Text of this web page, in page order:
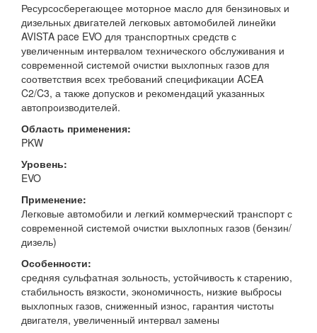
Ресурсосберегающее моторное масло для бензиновых и
дизельных двигателей легковых автомобилей линейки
AVISTA pace EVO для транспортных средств с
увеличенным интервалом технического обслуживания и
современной системой очистки выхлопных газов для
соответствия всех требований спецификации ACEA
C2/C3, а также допусков и рекомендаций указанных
автопроизводителей.
Область применения:
PKW
Уровень:
EVO
Применение:
Легковые автомобили и легкий коммерческий транспорт с
современной системой очистки выхлопных газов (бензин/
дизель)
Особенности:
средняя сульфатная зольность, устойчивость к старению,
стабильность вязкости, экономичность, низкие выбросы
выхлопных газов, сниженный износ, гарантия чистоты
двигателя, увеличенный интервал замены